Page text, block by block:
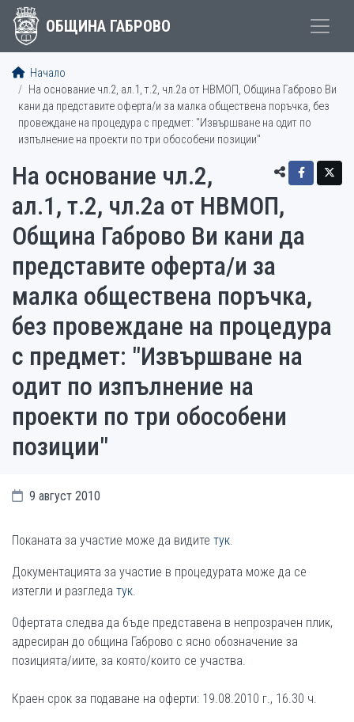
ОБЩИНА ГАБРОВО
Начало
На основание чл.2, ал.1, т.2, чл.2а от НВМОП, Община Габрово Ви
кани да представите оферта/и за малка обществена поръчка, без
провеждане на процедура с предмет: "Извършване на одит по
изпълнение на проекти по три обособени позиции"
На основание чл.2,
ал.1, т.2, чл.2а от НВМОП,
Община Габрово Ви кани да
представите оферта/и за
малка обществена поръчка,
без провеждане на процедура
с предмет: "Извършване на
одит по изпълнение на
проекти по три обособени
позиции"
9 август 2010
Поканата за участие може да видите тук.
Документацията за участие в процедурата може да се
изтегли и разгледа тук.
Офертата следва да бъде представена в непрозрачен плик,
адресиран до община Габрово с ясно обозначение за
позицията/иите, за която/които се участва.
Краен срок за подаване на оферти: 19.08.2010 г., 16.30 ч.